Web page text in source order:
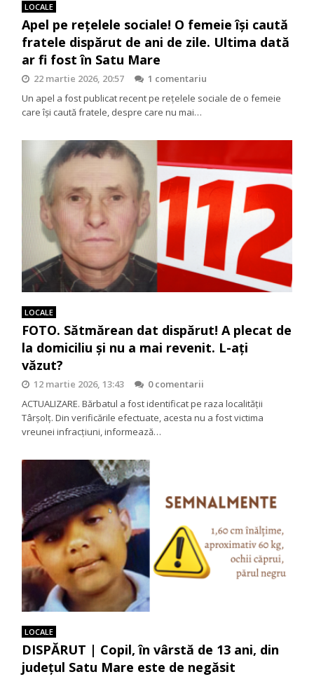
LOCALE
Apel pe rețelele sociale! O femeie își caută
fratele dispărut de ani de zile. Ultima dată
ar fi fost în Satu Mare
22 martie 2026, 20:57
1 comentariu
Un apel a fost publicat recent pe rețelele sociale de o femeie
care își caută fratele, despre care nu mai…
LOCALE
FOTO. Sătmărean dat dispărut! A plecat de
la domiciliu și nu a mai revenit. L-ați
văzut?
12 martie 2026, 13:43
0 comentarii
ACTUALIZARE. Bărbatul a fost identificat pe raza localității
Târșolț. Din verificările efectuate, acesta nu a fost victima
vreunei infracțiuni, informează…
LOCALE
DISPĂRUT | Copil, în vârstă de 13 ani, din
județul Satu Mare este de negăsit